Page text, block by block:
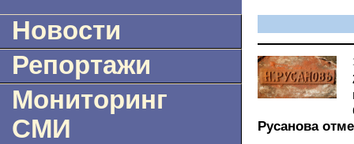
Новости
Репортажи
Мониторинг
СМИ
Русанова